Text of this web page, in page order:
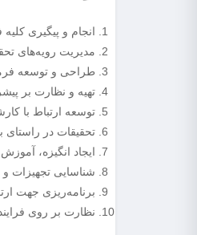
انجام و پیگیری
مدیریت رویه‌های
طراحی و توسعه
تهیه و نظارت بر
توسعه ارتباط با
تحقیقات در راستای
ایجاد انگیزه،
شناسایی تجهیزات
برنامه‌ریزی جهت
نظارت بر روی